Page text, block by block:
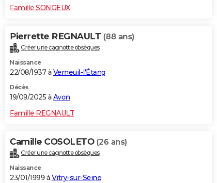
Famille SONGEUX
Pierrette REGNAULT (88 ans)
Créer une cagnotte obsèques
Naissance
22/08/1937 à Verneuil-l'Étang
Décès
19/09/2025 à Avon
Famille REGNAULT
Camille COSOLETO (26 ans)
Créer une cagnotte obsèques
Naissance
23/01/1999 à Vitry-sur-Seine